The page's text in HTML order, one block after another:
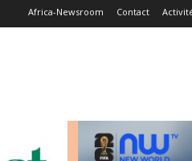
Africa-Newsroom Contact